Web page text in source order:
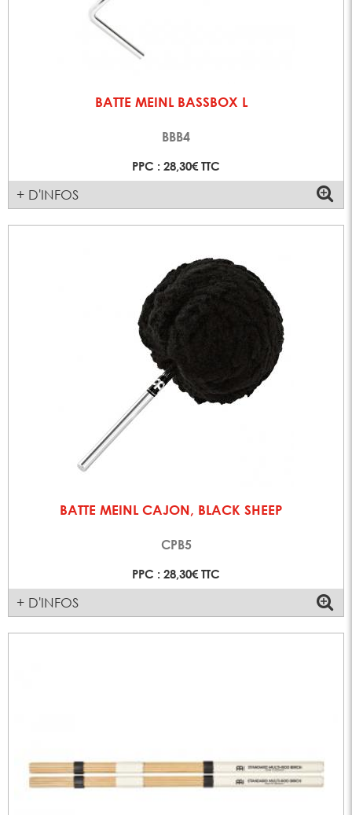
BATTE MEINL BASSBOX L
BBB4
PPC : 28,30€ TTC
+ D'INFOS
BATTE MEINL CAJON, BLACK SHEEP
CPB5
PPC : 28,30€ TTC
+ D'INFOS